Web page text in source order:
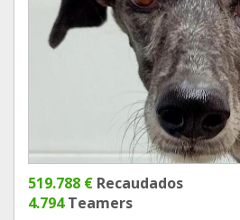
519.788 € Recaudados
4.794Teamers